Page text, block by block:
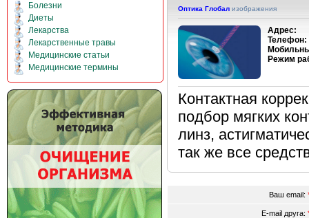
Болезни
Диеты
Лекарства
Лекарственные травы
Медицинские статьи
Медицинские термины
Оптика Глобал изображения
Адрес:
Телефон:
Режим
Контактная
подбор мягких
линз,
так же все
Ваш email:
E-mail друга: